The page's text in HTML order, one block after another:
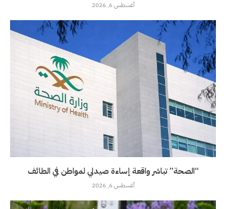
أغسطس 6, 2026
“الصحة” تباشر واقعة إساءة صيدلي لمواطن في الطائف
أغسطس 6, 2026